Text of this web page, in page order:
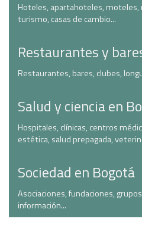
Hoteles, apartahoteles, moteles,
turismo, casas de cambio...
Restaurantes y
Restaurantes, bares, clubes,
Salud y ciencia en
Hospitales, clínicas, centros
estética, salud prepagada,
Sociedad en Bogotá
Asociaciones, fundaciones,
información...